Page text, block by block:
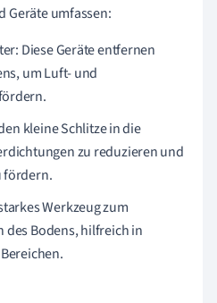
Geräte umfassen:
Diese Geräte entfernen
um Luft- und
kleine Schlitze in die
zu reduzieren und
fördern.
Werkzeug zum
Bodens, hilfreich in